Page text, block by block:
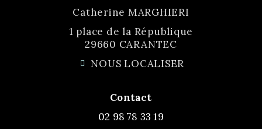
Catherine MARGHIERI
1 place de la République
29660 CARANTEC
NOUS LOCALISER
Contact
02 98 78 33 19